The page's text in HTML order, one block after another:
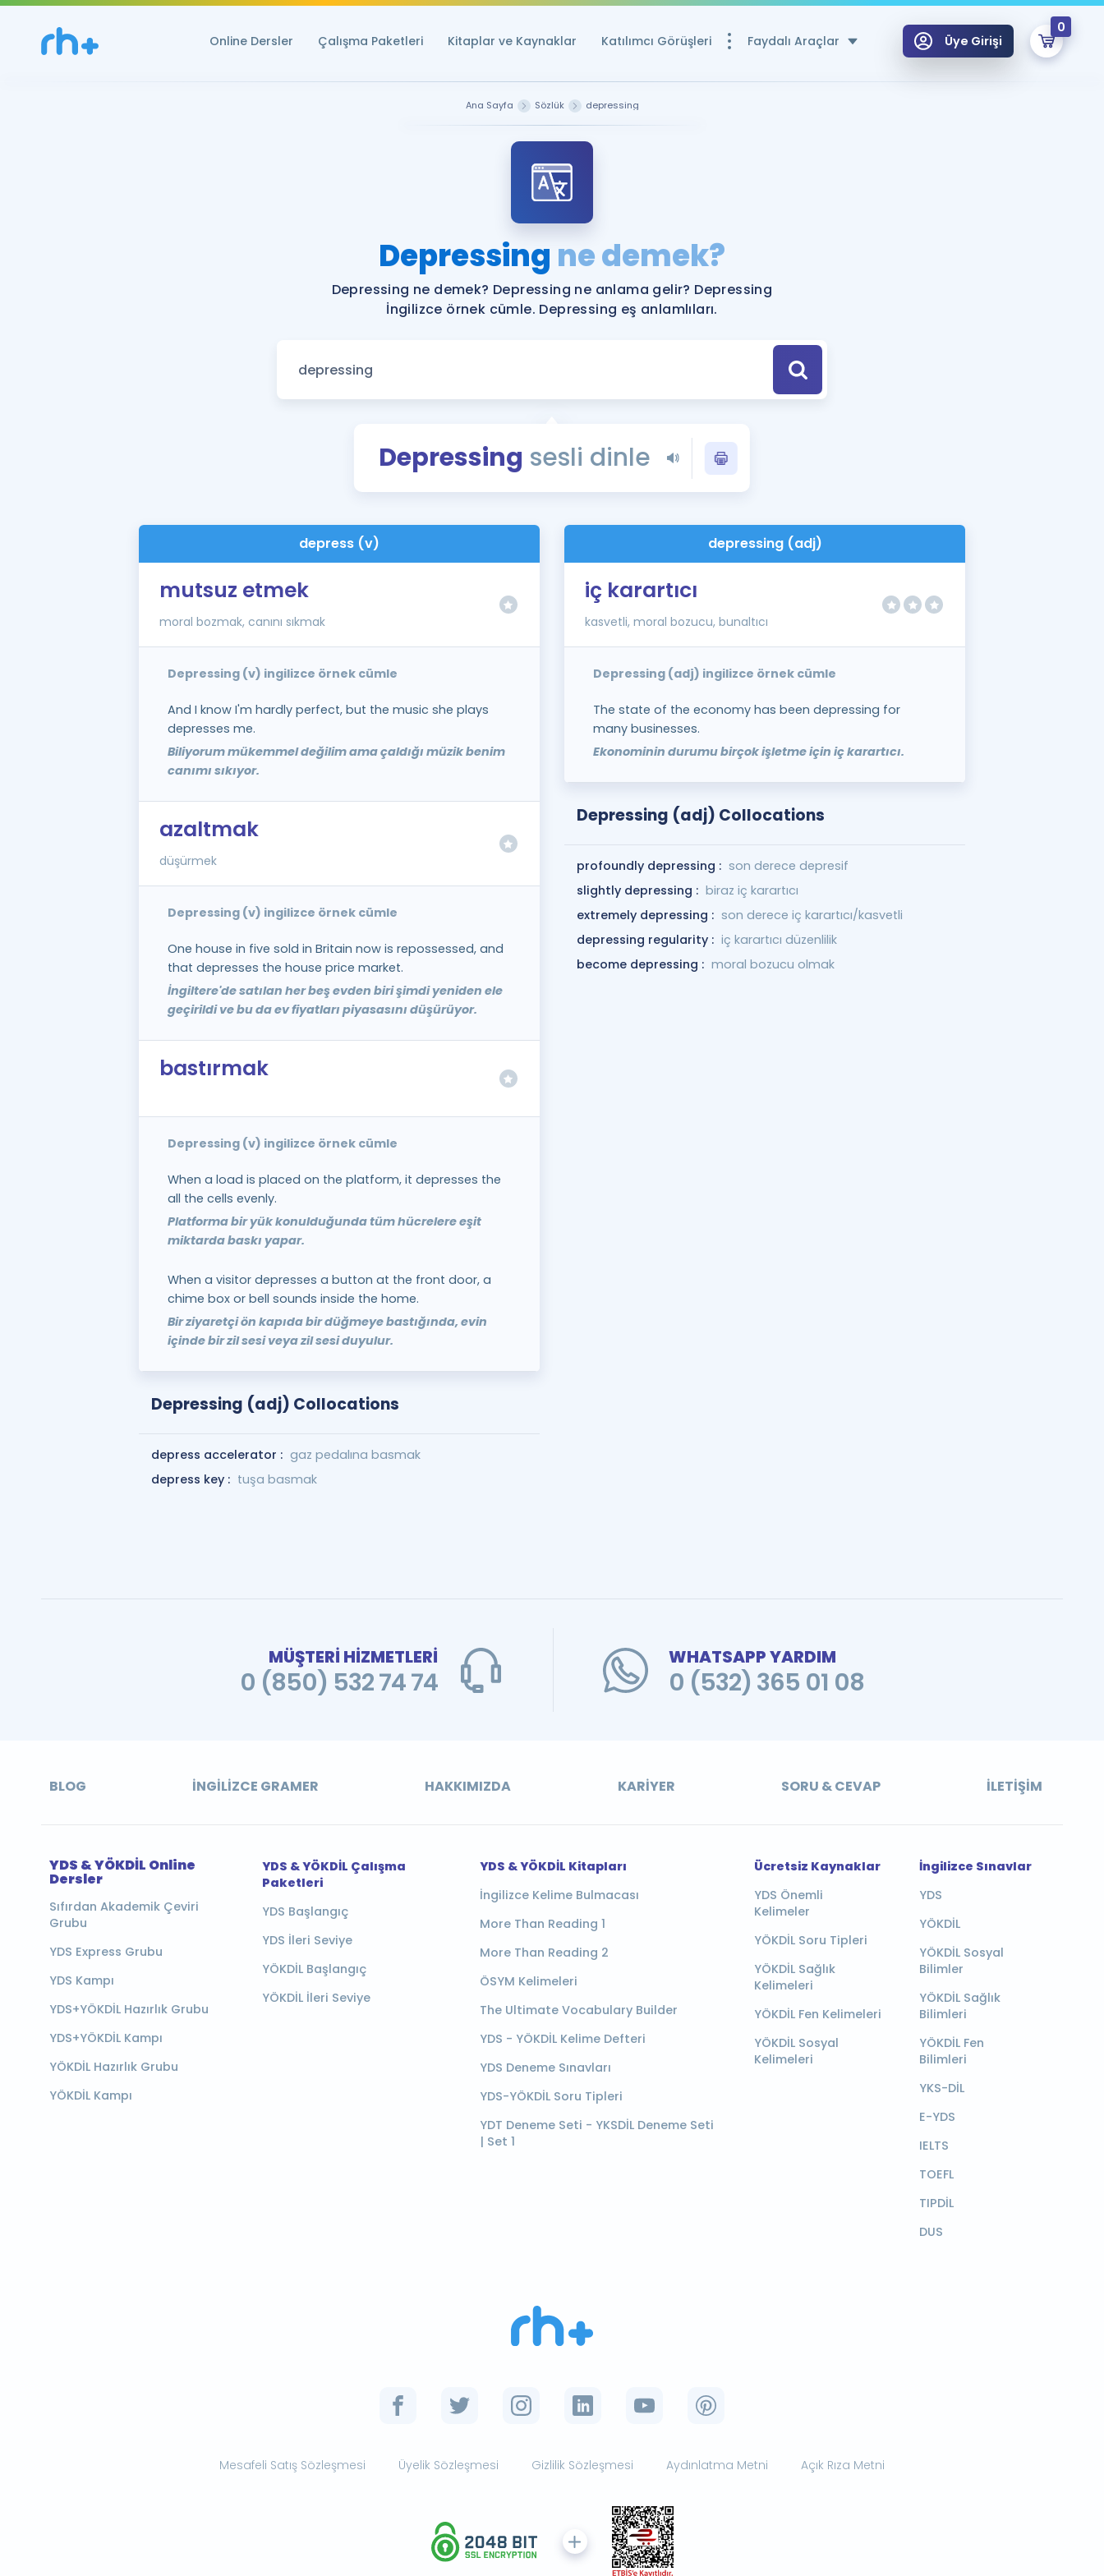
Online Dersler Çalışma Paketleri Kitaplar ve Kaynaklar Katılımcı Görüşleri Faydalı Araçlar
Ücretsiz Kaynaklar
YDS ve YÖKDİL Puan Hesaplama Aracı
YDS ve YÖKDİL'e Hazırlananlar için Öneriler
Tüm ÖSYM Sınavları Tek Takvimde
YDS - YÖKDİL Tüm Sınavlarla İlgili Haberler
İngilizce Gramer
Üye Girişi
0
Remzi Hoca ile seni sınava hazırlayacak onlarca eğitim seni bekliyor!
Ana Sayfa Sözlük depressing
Depressing ne demek?
Depressing ne demek? Depressing ne anlama gelir? Depressing
İngilizce örnek cümle. Depressing eş anlamlıları.
Depressing sesli dinle
depress (v)
mutsuz etmek
moral bozmak, canını sıkmak
Depressing (v) ingilizce örnek cümle
And I know I'm hardly perfect, but the music she plays
depresses me.
Biliyorum mükemmel değilim ama çaldığı müzik benim
canımı sıkıyor.
azaltmak
düşürmek
Depressing (v) ingilizce örnek cümle
One house in five sold in Britain now is repossessed, and
that depresses the house price market.
İngiltere'de satılan her beş evden biri şimdi yeniden ele
geçirildi ve bu da ev fiyatları piyasasını düşürüyor.
bastırmak
Depressing (v) ingilizce örnek cümle
When a load is placed on the platform, it depresses the
all the cells evenly.
Platforma bir yük konulduğunda tüm hücrelere eşit
miktarda baskı yapar.
When a visitor depresses a button at the front door, a
chime box or bell sounds inside the home.
Bir ziyaretçi ön kapıda bir düğmeye bastığında, evin
içinde bir zil sesi veya zil sesi duyulur.
Depressing (adj) Collocations
depress accelerator : gaz pedalına basmak
depress key : tuşa basmak
depressing (adj)
iç karartıcı
kasvetli, moral bozucu, bunaltıcı
Depressing (adj) ingilizce örnek cümle
The state of the economy has been depressing for
many businesses.
Ekonominin durumu birçok işletme için iç karartıcı.
Depressing (adj) Collocations
profoundly depressing : son derece depresif
slightly depressing : biraz iç karartıcı
extremely depressing : son derece iç karartıcı/kasvetli
depressing regularity : iç karartıcı düzenlilik
become depressing : moral bozucu olmak
MÜŞTERİ HİZMETLERİ
0 (850) 532 74 74
WHATSAPP YARDIM
0 (532) 365 01 08
BLOG İNGILIZCE GRAMER HAKKIMIZDA KARIYER SORU & CEVAP İLETIŞIM
YDS & YÖKDİL Online
Dersler
Sıfırdan Akademik Çeviri
Grubu
YDS Express Grubu
YDS Kampı
YDS+YÖKDİL Hazırlık Grubu
YDS+YÖKDİL Kampı
YÖKDİL Hazırlık Grubu
YÖKDİL Kampı
YDS & YÖKDİL Çalışma
Paketleri
YDS Başlangıç
YDS İleri Seviye
YÖKDİL Başlangıç
YÖKDİL İleri Seviye
YDS & YÖKDİL Kitapları
İngilizce Kelime Bulmacası
More Than Reading 1
More Than Reading 2
ÖSYM Kelimeleri
The Ultimate Vocabulary Builder
YDS - YÖKDİL Kelime Defteri
YDS Deneme Sınavları
YDS-YÖKDİL Soru Tipleri
YDT Deneme Seti - YKSDİL Deneme Seti
| Set 1
Ücretsiz Kaynaklar
YDS Önemli
Kelimeler
YÖKDİL Soru Tipleri
YÖKDİL Sağlık
Kelimeleri
YÖKDİL Fen Kelimeleri
YÖKDİL Sosyal
Kelimeleri
İngilizce Sınavlar
YDS
YÖKDİL
YÖKDİL Sosyal
Bilimler
YÖKDİL Sağlık
Bilimleri
YÖKDİL Fen
Bilimleri
YKS-DİL
E-YDS
IELTS
TOEFL
TIPDİL
DUS
Mesafeli Satış Sözleşmesi Üyelik Sözleşmesi Gizlilik Sözleşmesi Aydınlatma Metni Açık Rıza Metni